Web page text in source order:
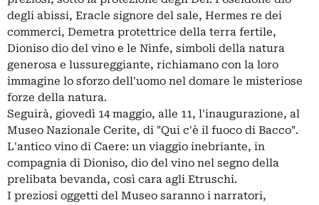
degli abissi, Eracle signore del sale, Hermes re dei
commerci, Demetra protettrice della terra fertile,
Dioniso dio del vino e le Ninfe, simboli della natura
generosa e lussureggiante, richiamano con la loro
immagine lo sforzo dell'uomo nel domare le misteriose
forze della natura.
Seguirà, giovedì 14 maggio, alle 11, l'inaugurazione, al
Museo Nazionale Cerite, di "Qui c'è il fuoco di Bacco".
L'antico vino di Caere: un viaggio inebriante, in
compagnia di Dioniso, dio del vino nel segno della
prelibata bevanda, così cara agli Etruschi.
I preziosi oggetti del Museo saranno i narratori,